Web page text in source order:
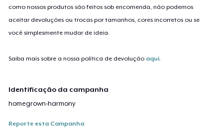
como nossos produtos são feitos sob encomenda, não podemos
aceitar devoluções ou trocas por tamanhos, cores incorretos ou se
você simplesmente mudar de ideia.
Saiba mais sobre a nossa política de devolução aqui
Identificação da campanha
homegrown-harmony
Reporte esta Campanha